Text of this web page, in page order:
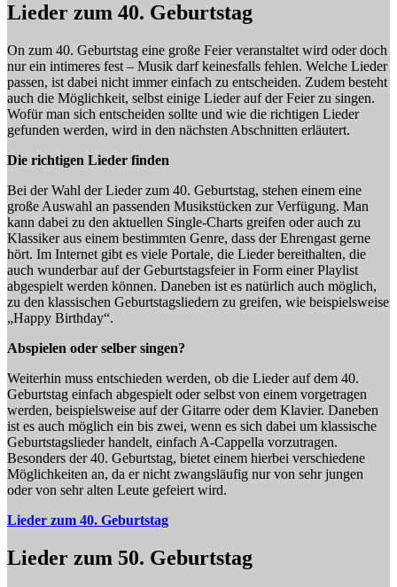
Lieder zum 40. Geburtstag
On zum 40. Geburtstag eine große Feier veranstaltet wird oder doch
nur ein intimeres fest – Musik darf keinesfalls fehlen. Welche Lieder
passen, ist dabei nicht immer einfach zu entscheiden. Zudem besteht
auch die Möglichkeit, selbst einige Lieder auf der Feier zu singen.
Wofür man sich entscheiden sollte und wie die richtigen Lieder
gefunden werden, wird in den nächsten Abschnitten erläutert.
Die richtigen Lieder finden
Bei der Wahl der Lieder zum 40. Geburtstag, stehen einem eine
große Auswahl an passenden Musikstücken zur Verfügung. Man
kann dabei zu den aktuellen Single-Charts greifen oder auch zu
Klassiker aus einem bestimmten Genre, dass der Ehrengast gerne
hört. Im Internet gibt es viele Portale, die Lieder bereithalten, die
auch wunderbar auf der Geburtstagsfeier in Form einer Playlist
abgespielt werden können. Daneben ist es natürlich auch möglich,
zu den klassischen Geburtstagsliedern zu greifen, wie beispielsweise
„Happy Birthday“.
Abspielen oder selber singen?
Weiterhin muss entschieden werden, ob die Lieder auf dem 40.
Geburtstag einfach abgespielt oder selbst von einem vorgetragen
werden, beispielsweise auf der Gitarre oder dem Klavier. Daneben
ist es auch möglich ein bis zwei, wenn es sich dabei um klassische
Geburtstagslieder handelt, einfach A-Cappella vorzutragen.
Besonders der 40. Geburtstag, bietet einem hierbei verschiedene
Möglichkeiten an, da er nicht zwangsläufig nur von sehr jungen
oder von sehr alten Leute gefeiert wird.
Lieder zum 40. Geburtstag
Lieder zum 50. Geburtstag